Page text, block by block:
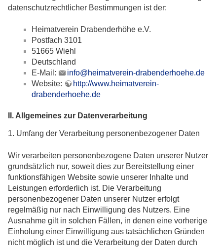
datenschutzrechtlicher Bestimmungen ist der:
Heimatverein Drabenderhöhe e.V.
Postfach 3101
51665 Wiehl
Deutschland
E-Mail:
info@heimatverein-drabenderhoehe.de
Website:
http://www.heimatverein-
drabenderhoehe.de
II. Allgemeines zur Datenverarbeitung
1. Umfang der Verarbeitung personenbezogener Daten
Wir verarbeiten personenbezogene Daten unserer Nutzer
grundsätzlich nur, soweit dies zur Bereitstellung einer
funktionsfähigen Website sowie unserer Inhalte und
Leistungen erforderlich ist. Die Verarbeitung
personenbezogener Daten unserer Nutzer erfolgt
regelmäßig nur nach Einwilligung des Nutzers. Eine
Ausnahme gilt in solchen Fällen, in denen eine vorherige
Einholung einer Einwilligung aus tatsächlichen Gründen
nicht möglich ist und die Verarbeitung der Daten durch